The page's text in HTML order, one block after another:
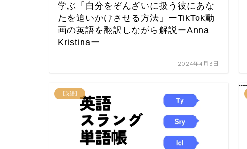
学ぶ「自分をぞんざいに扱う彼にあな
たを追いかけさせる方法」ーTikTok動
画の英語を翻訳しながら解説ーAnna
Kristinaー
2024年4月3日
【英語】